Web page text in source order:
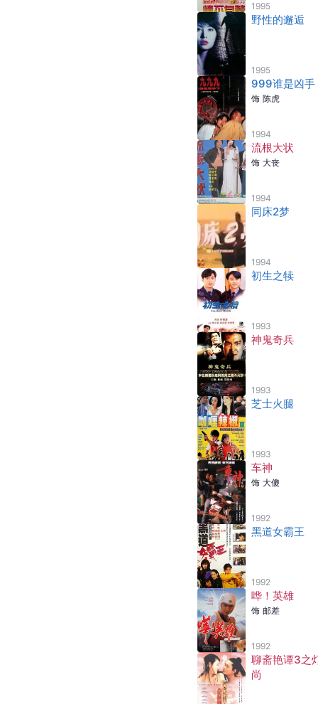
1995
野性的邂逅
1995
999谁是凶手
饰 陈虎
1994
流根大状
饰 大丧
1994
同床2梦
1994
初生之犊
1993
神鬼奇兵
1993
芝士火腿
1993
车神
饰 大傻
1992
黑道女霸王
1992
哗！英雄
饰 邮差
1992
聊斋艳谭3之
尚